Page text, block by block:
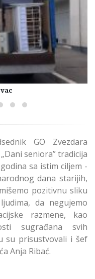
GO Zvezdara
seniora” tradicija
sa istim ciljem -
dana starijih,
pozitivnu sliku
da negujemo
razmene, kao
sugrađana svih
su prisustvovali i šef
Anja Ribać.